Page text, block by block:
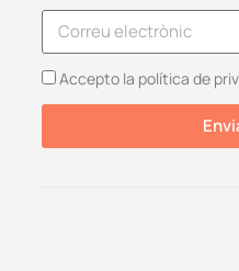
Accepto la política de